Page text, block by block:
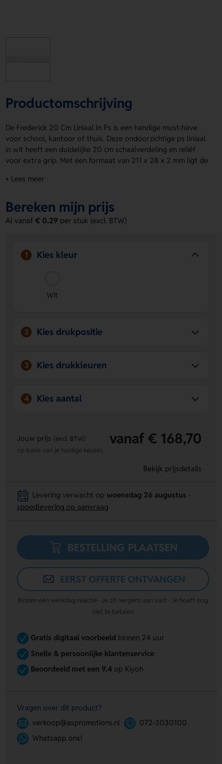
Productomschrijving
De Frederick 20 Cm Liniaal In Ps is een handige must-have
voor school, kantoor of thuis. Deze ondoorzichtige ps liniaal
in wit heeft een duidelijke 20 cm schaalverdeling en reliëf
voor extra grip. Met een formaat van 211 x 28 x 2 mm ligt de
makkelijk in je etui of la. Op de voorzijde kun je eenvoudig
of vraag een prijs op.
Voordelen van de Frederick 20 Cm
Handig voor elke dag
- ideaal voor school, kantoor en
thuis.
Stevig en compact
+ Lees meer
Bereken mijn prijs
Al vanaf€ 0,29 per stuk (excl. BTW)
1 Kies kleur
Wit
2 Kies drukpositie
3 Kies drukkleuren
4 Kies aantal
Jouw prijs (excl. BTW) vanaf € 168,70
op basis van je huidige keuzes
Bekijk prijsdetails
Levering verwacht op woensdag 26 augustus
spoedlevering op aanvraag
BESTELLING PLAATSEN
EERST OFFERTE ONTVANGEN
Binnen één werkdag reactie · Je zit nergens aan vast · Je hoeft nog
niet te betalen
Gratis digitaal voorbeeld binnen 24 uur
Snelle & persoonlijke klantenservice
Beoordeeld met een 9,4op Kiyoh
Vragen over dit product?
verkoop@aspromotions.nl
072-3030100
Whatsapp ons!